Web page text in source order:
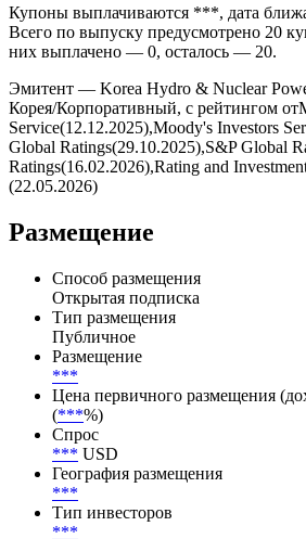
Ставка купона облигации Korea Hydro
установлена на уровне ***% годовых
графику купонных периодов.
Купоны выплачиваются ***, дата
Всего по выпуску предусмотрено 20
них выплачено — 0, осталось — 20.
Эмитент — Korea Hydro & Nuclear
Корея/Корпоративный, с рейтингом
Service(12.12.2025),Moody's Investors
Global Ratings(29.10.2025),S&P Global
Ratings(16.02.2026),Rating and
Размещение
Способ размещения
Открытая подписка
Тип размещения
Публичное
Размещение
***
Цена первичного размещения
(*** %)
Спрос
***